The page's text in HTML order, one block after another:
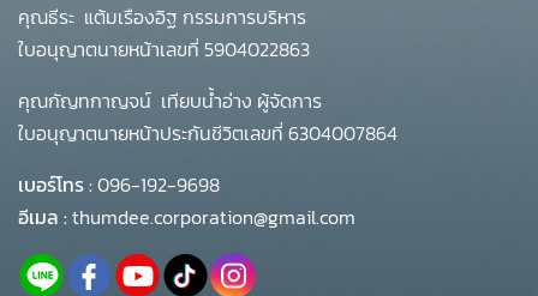
คุณธีระ แต้มเรืองอิฐ กรรมการบริหาร
ใบอนุญาตนายหน้าเลขที่ 5904022863
คุณกัญทกาญจน์ เทียบน้ำอ่าง ผู้จัดการ
ใบอนุญาตนายหน้าประกันชีวิตเลขที่ 6304007864
เบอร์โทร :096-192-9698
อีเมล :thumdee.corporation@gmail.com